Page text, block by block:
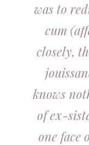
was to
cum
closely,
knows
of ex-
one face